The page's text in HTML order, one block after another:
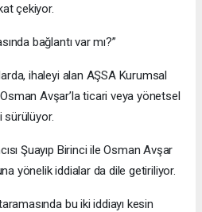
çekiyor.
bağlantı var mı?”
ihaleyi alan AŞSA Kurumsal
Avşar’la ticari veya yönetsel
sürülüyor.
Şuayıp Birinci ile Osman Avşar
yönelik iddialar da dile getiriliyor.
bu iki iddiayı kesin